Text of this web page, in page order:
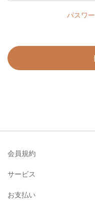
パスワ
会員規約
サービス
お支払い